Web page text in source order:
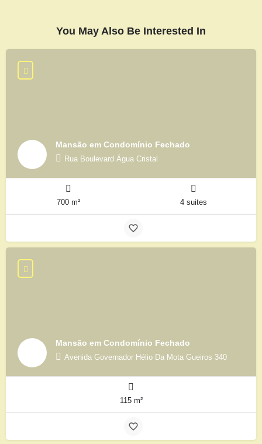
You May Also Be Interested In
Mansão em Condomínio Fechado
Rua Boulevard Água Cristal
700 m² 4 suites
Mansão em Condomínio Fechado
Avenida Governador Hélio Da Mota Gueiros 340
115 m²